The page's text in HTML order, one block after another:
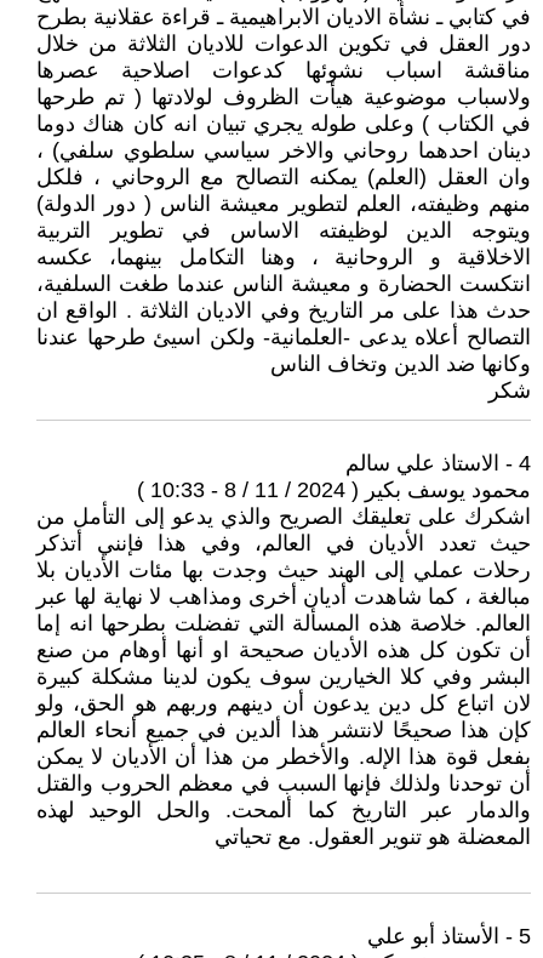
في كتابي ـ نشأة الاديان الابراهيمية ـ قراءة عقلانية بطرح
دور العقل في تكوين الدعوات للاديان الثلاثة من خلال
مناقشة اسباب نشوئها كدعوات اصلاحية عصرها
ولاسباب موضوعية هيأت الظروف لولادتها ( تم طرحها
في الكتاب ) وعلى طوله يجري تبيان انه كان هناك دوما
دينان احدهما روحاني والاخر سياسي سلطوي سلفي) ،
وان العقل (العلم) يمكنه التصالح مع الروحاني ، فلكل
منهم وظيفته، العلم لتطوير معيشة الناس ( دور الدولة)
ويتوجه الدين لوظيفته الاساس في تطوير التربية
الاخلاقية و الروحانية ، وهنا التكامل بينهما، عكسه
انتكست الحضارة و معيشة الناس عندما طغت السلفية،
حدث هذا على مر التاريخ وفي الاديان الثلاثة . الواقع ان
التصالح أعلاه يدعى -العلمانية- ولكن اسيئ طرحها عندنا
وكانها ضد الدين وتخاف الناس
شكر
4 - الاستاذ علي سالم
محمود يوسف بكير ( 2024 / 11 / 8 - 10:33 )
اشكرك على تعليقك الصريح والذي يدعو إلى التأمل من
حيث تعدد الأديان في العالم، وفي هذا فإنني أتذكر
رحلات عملي إلى الهند حيث وجدت بها مئات الأديان بلا
مبالغة ، كما شاهدت أديان أخرى ومذاهب لا نهاية لها عبر
العالم. خلاصة هذه المسألة التي تفضلت بطرحها انه إما
أن تكون كل هذه الأديان ‏صحيحة او أنها أوهام من صنع
البشر وفي كلا الخيارين سوف يكون لدينا مشكلة كبيرة
لان اتباع كل دين يدعون أن دينهم وربهم هو الحق، ولو
كإن هذا صحيحًا لانتشر هذا ألدين في جميع أنحاء العالم
بفعل قوة هذا الإله. والأخطر من هذا أن الأديان لا يمكن
أن توحدنا ولذلك فإنها السبب في معظم الحروب والقتل
والدمار عبر التاريخ كما ألمحت. والحل الوحيد لهذه
المعضلة هو تنوير العقول. مع تحياتي
5 - الأستاذ أبو علي